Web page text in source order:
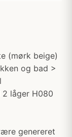
(mørk beige)
og bad >
låger H080
genereret